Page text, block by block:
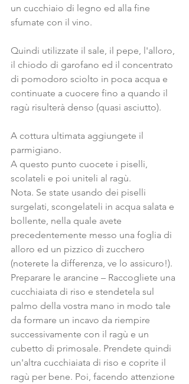
un cucchiaio di legno ed alla fine
sfumate con il vino.
Quindi utilizzate il sale, il pepe, l'alloro,
il chiodo di garofano ed il concentrato
di pomodoro sciolto in poca acqua e
continuate a cuocere fino a quando il
ragù risulterà denso (quasi asciutto).
A cottura ultimata aggiungete il
parmigiano.
A questo punto cuocete i piselli,
scolateli e poi uniteli al ragù.
Nota. Se state usando dei piselli
surgelati, scongelateli in acqua salata e
bollente, nella quale avete
precedentemente messo una foglia di
alloro ed un pizzico di zucchero
(noterete la differenza, ve lo assicuro!).
Preparare le arancine – Raccogliete una
cucchiaiata di riso e stendetela sul
palmo della vostra mano in modo tale
da formare un incavo da riempire
successivamente con il ragù e un
cubetto di primosale. Prendete quindi
un'altra cucchiaiata di riso e coprite il
ragù per bene. Poi, facendo attenzione